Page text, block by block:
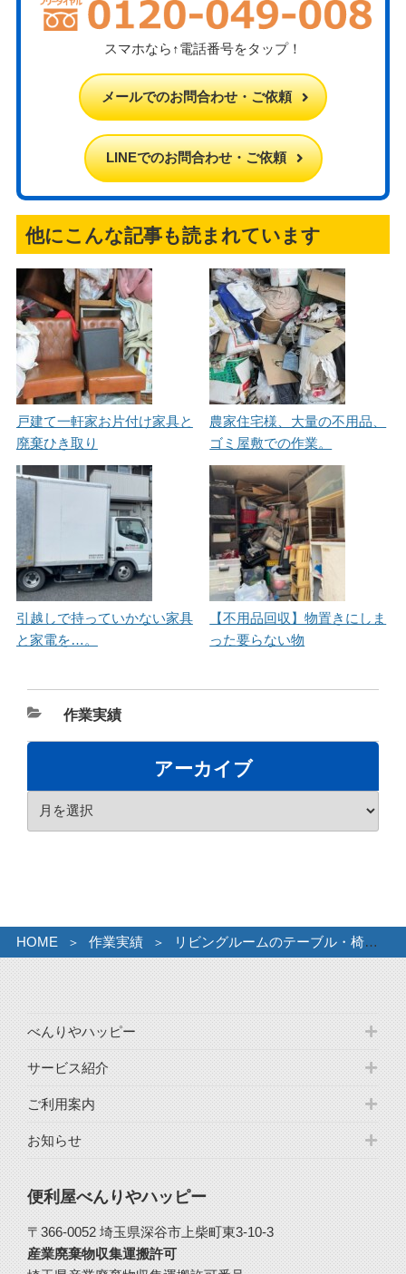
スマホなら↑電話番号をタップ！
メールでのお問合わせ・ご依頼
LINEでのお問合わせ・ご依頼
他にこんな記事も読まれています
戸建て一軒家お片付け家具と
廃棄ひき取り
農家住宅様、大量の不用品、
ゴミ屋敷での作業。
引越しで持っていかない家具
と家電を…。
【不用品回収】物置きにしま
った要らない物
カ
テ
ー
作業実績
アーカイブ
HOME 作業実績 リビングルームのテーブル・椅子などをお片付けしました。
べんりやハッピー
サービス紹介
ご利用案内
お知らせ
便利屋べんりやハッピー
〒366-0052 埼玉県深谷市上柴町東3-10-3
産業廃棄物収集運搬許可